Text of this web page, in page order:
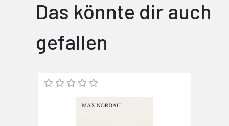
Das könnte dir auch
gefallen